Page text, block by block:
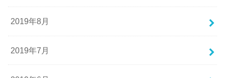
2019年8月
2019年7月